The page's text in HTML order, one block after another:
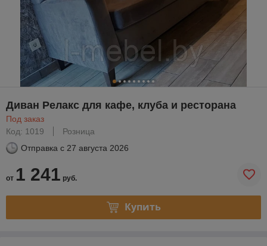
Диван Релакс для кафе, клуба и ресторана
Под заказ
Код: 1019
Розница
Отправка с 27 августа 2026
от 1 241 руб.
Купить